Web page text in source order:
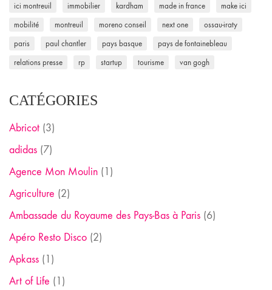
ici montreuil immobilier kardham made in france make ici
mobilité montreuil moreno conseil next one ossau-iraty
paris paul chantler pays basque pays de fontainebleau
relations presse rp startup tourisme van gogh
CATÉGORIES
Abricot (3)
adidas (7)
Agence Mon Moulin (1)
Agriculture (2)
Ambassade du Royaume des Pays-Bas à Paris (6)
Apéro Resto Disco (2)
Apkass (1)
Art of Life (1)